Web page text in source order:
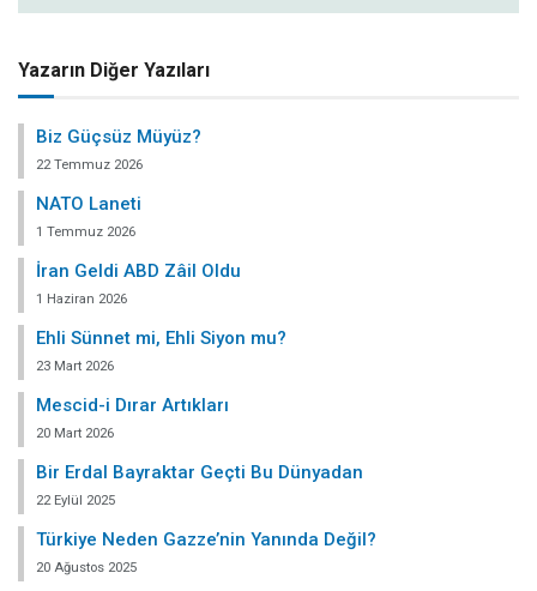
Yazarın Diğer Yazıları
Biz Güçsüz Müyüz?
22 Temmuz 2026
NATO Laneti
1 Temmuz 2026
İran Geldi ABD Zâil Oldu
1 Haziran 2026
Ehli Sünnet mi, Ehli Siyon mu?
23 Mart 2026
Mescid-i Dırar Artıkları
20 Mart 2026
Bir Erdal Bayraktar Geçti Bu Dünyadan
22 Eylül 2025
Türkiye Neden Gazze’nin Yanında Değil?
20 Ağustos 2025